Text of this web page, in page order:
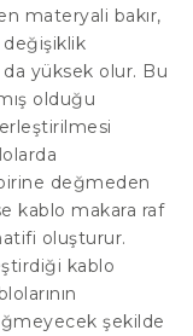
materyali bakır,
da yüksek olur. Bu
olduğu
değmeden
kablo makara raf
oluşturur.
kablo
şekilde